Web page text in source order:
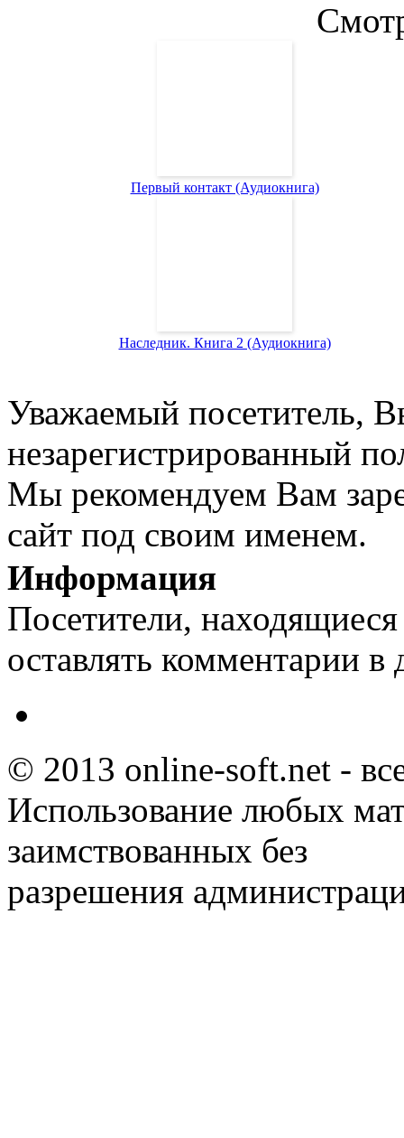
Первый контакт (Аудиокнига)
Наследник. Книга 2 (Аудиокнига)
Уважаемый посетитель,
незарегистрированный
Мы рекомендуем Вам
сайт под своим именем.
Информация
Посетители,
оставлять комментарии в
© 2013 online-soft.net -
Использование любых
заимствованных без
разрешения